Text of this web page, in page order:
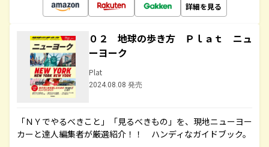
詳細を見る
０２ 地球の歩き方 Ｐｌａｔ ニュ
ーヨーク
Plat
2024.08.08 発売
「ＮＹでやるべきこと」「見るべきもの」を、現地ニューヨー
カーと達人編集者が厳選紹介！！ ハンディなガイドブック。